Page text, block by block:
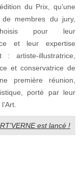
du Prix, qu’une
de membres du jury,
pour leur
et leur expertise
artiste-illustratrice,
et conservatrice de
première réunion,
porté par leur
est lancé !